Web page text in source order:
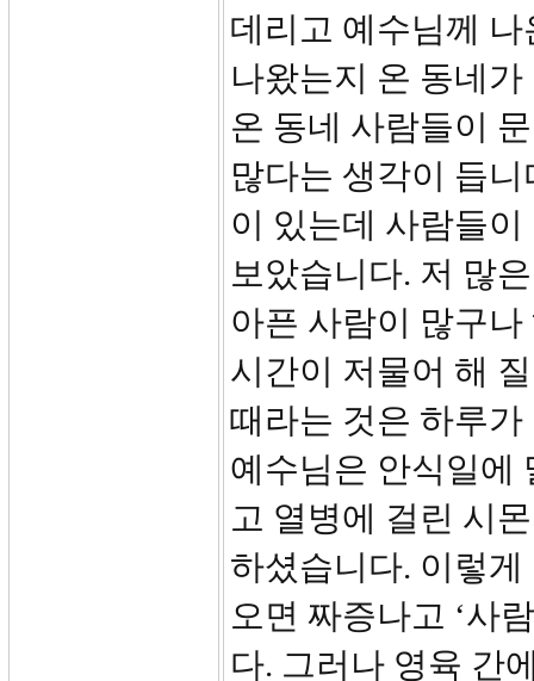
데리고 예수님께
나왔는지 온 동네
온 동네 사람들이
많다는 생각이 듭
이 있는데 사람들
보았습니다. 저 많
아픈 사람이 많구
시간이 저물어 해
때라는 것은 하루
예수님은 안식일에
고 열병에 걸린 시
하셨습니다. 이렇
오면 짜증나고 ‘사
다. 그러나 영육 간